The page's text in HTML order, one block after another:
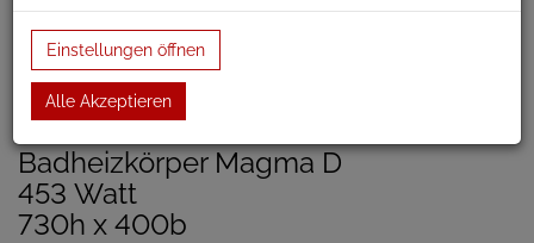
730h x 400b
Einloggen und Bewertung schreiben
Artikel-Nummer:
Badheizkörper Magma D
453 Watt
730h x 400b
Einstellungen öffnen
Alle Akzeptieren